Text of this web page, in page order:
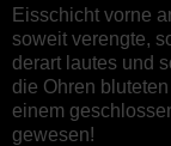
Eisschicht vorne
soweit verengte,
derart lautes und
die Ohren
einem
gewesen!